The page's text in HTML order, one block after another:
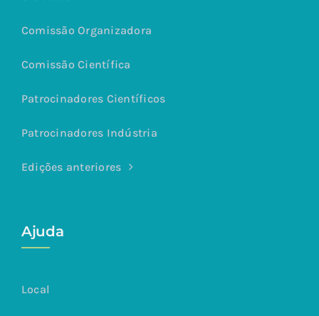
Comissão Organizadora
Comissão Científica
Patrocinadores Científicos
Patrocinadores Indústria
Edições anteriores
Ajuda
Local